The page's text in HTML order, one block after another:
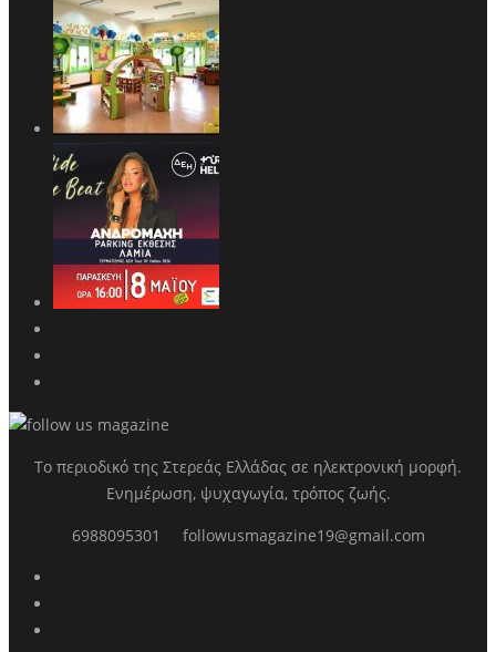
Το περιοδικό της Στερεάς Ελλάδας σε ηλεκτρονική μορφή.
Ενημέρωση, ψυχαγωγία, τρόπος ζωής.
6988095301 followusmagazine19@gmail.com